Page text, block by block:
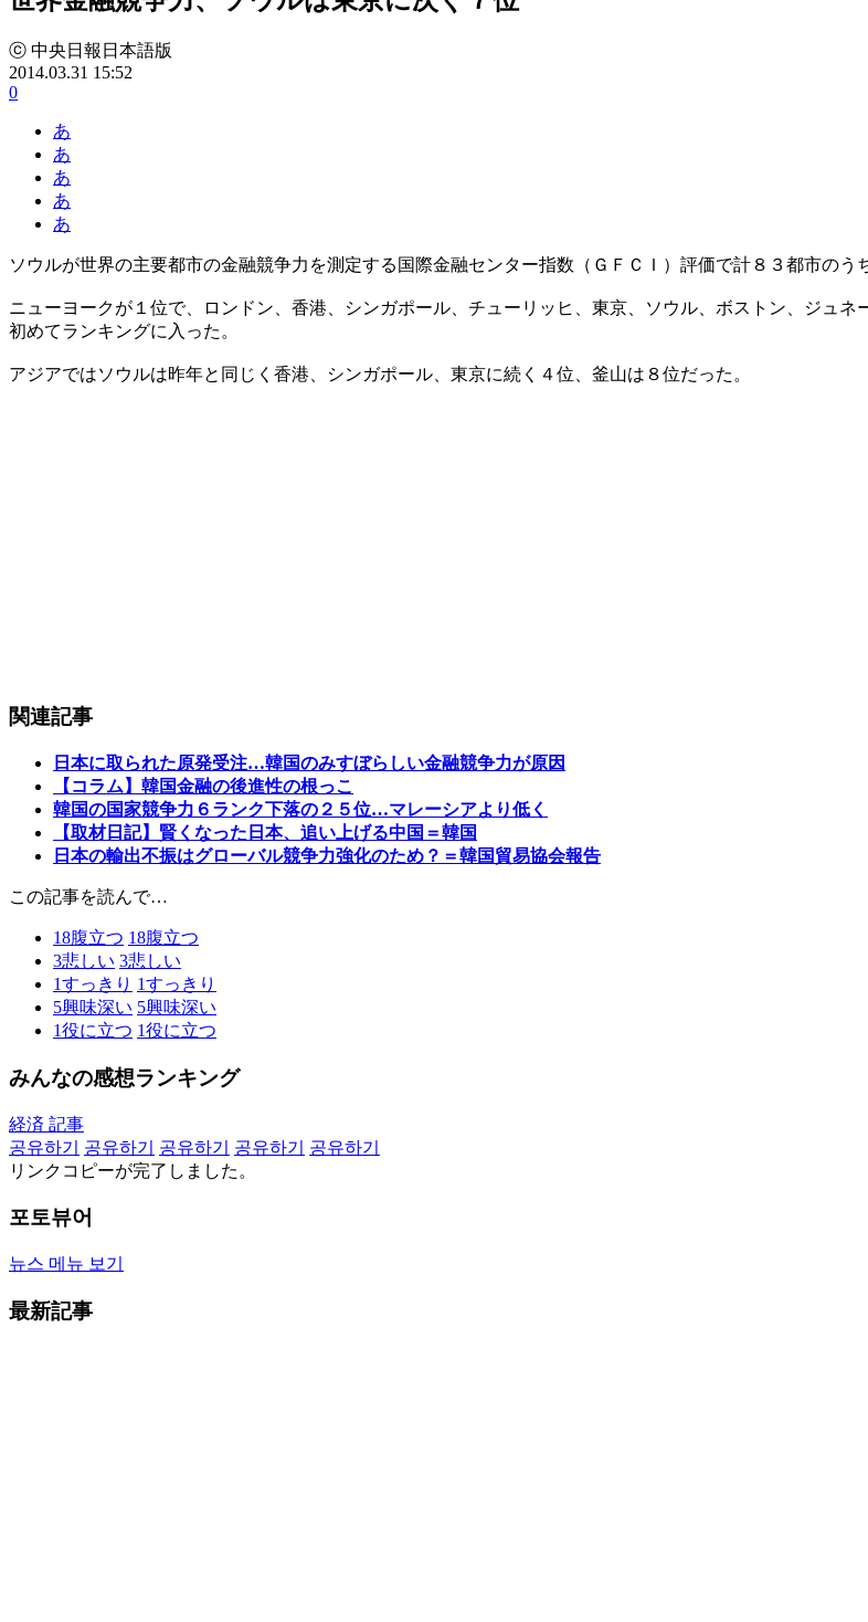
ⓒ 中央日報日本語版
2014.03.31 15:52
0
あ
あ
あ
あ
あ
ソウルが世界の主要都市の金融競争力を測定する国際金融センター指数（ＧＦＣＩ）評価で計８３都市のう
ニューヨークが１位で、ロンドン、香港、シンガポール、チューリッヒ、東京、ソウル、ボストン、ジュ
初めてランキングに入った。
アジアではソウルは昨年と同じく香港、シンガポール、東京に続く４位、釜山は８位だった。
関連記事
日本に取られた原発受注…韓国のみすぼらしい金融競争力が原因
【コラム】韓国金融の後進性の根っこ
韓国の国家競争力６ランク下落の２５位…マレーシアより低く
【取材日記】賢くなった日本、追い上げる中国＝韓国
日本の輸出不振はグローバル競争力強化のため？＝韓国貿易協会報告
この記事を読んで…
18腹立つ 18腹立つ
3悲しい 3悲しい
1すっきり 1すっきり
5興味深い 5興味深い
1役に立つ 1役に立つ
みんなの感想ランキング
経済 記事
공유하기
공유하기 공유하기 공유하기
공유하기
リンクコピーが完了しました。
포토뷰어
뉴스 메뉴 보기
最新記事